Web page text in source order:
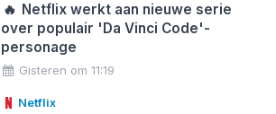
🔥 Netflix werkt aan nieuwe serie
over populair 'Da Vinci Code'-
personage
Gisteren om 11:19
Netflix